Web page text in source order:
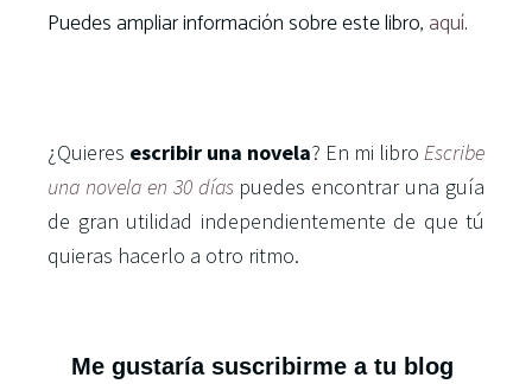
Puedes ampliar información sobre este libro, aquí.
¿Quieres escribir una novela? En mi libro Escribe
una novela en 30 días puedes encontrar una guía
de gran utilidad independientemente de que tú
quieras hacerlo a otro ritmo.
Me gustaría suscribirme a tu blog